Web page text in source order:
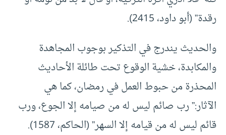
رقدة” (أبو داود، 2415).
والحديث يندرج في التذكير بوجوب المجاهدة
والمكابدة، خشية الوقوع تحت طائلة الأحاديث
المحذرة من حبوط العمل في رمضان، كما هي
الآثار:” رب صائم ليس له من صيامه إلا الجوع، ورب
قائم ليس له من قيامه إلا السهر” (الحاكم، 1587).